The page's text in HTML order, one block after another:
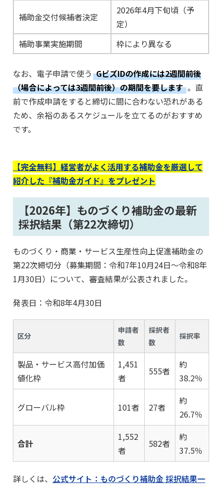
補助金交付候補者決定
2026年4月下旬頃（予
定）
補助事業実施期間
枠により異なる
なお、電子申請で使う GビズIDの作成には2週間前後
（場合によっては3週間前後）の期間を要します 。直
前で作成申請をすると締切に間に合わない恐れがある
ため、余裕のあるスケジュールを立てるのがおすすめ
です。
【完全無料】経営者がよく活用する補助金を厳選して
紹介した『補助金ガイド』をプレゼント
【2026年】ものづくり補助金の最新
採択結果（第22次締切）
ものづくり・商業・サービス生産性向上促進補助金の
第22次締切分（募集期間：令和7年10月24日〜令和8年
1月30日）について、審査結果が公表されました。
発表日：令和8年4月30日
区分
申請者
数
採択者
数
採択率
製品・サービス高付加価
値化枠
1,451
者
555者
約
38.2％
グローバル枠 101者 27者
約
26.7％
合計
1,552
者
582者
約
37.5％
詳しくは、 公式サイト：ものづくり補助金 採択結果一